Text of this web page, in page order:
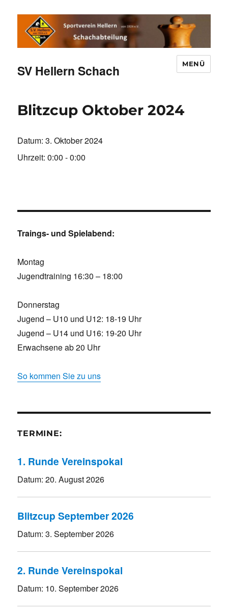
SV Hellern Schach MENÜ
Blitzcup Oktober 2024
Datum:3. Oktober 2024
Uhrzeit:0:00 - 0:00
Traings- und Spielabend:
Montag
Jugendtraining 16:30 – 18:00
Donnerstag
Jugend – U10 und U12: 18-19 Uhr
Jugend – U14 und U16: 19-20 Uhr
Erwachsene ab 20 Uhr
So kommen Sie zu uns
TERMINE:
1. Runde Vereinspokal
Datum:20. August 2026
Blitzcup September 2026
Datum:3. September 2026
2. Runde Vereinspokal
Datum: 10. September 2026